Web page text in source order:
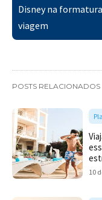
Disney na
viagem
POSTS RELACIONADOS
10